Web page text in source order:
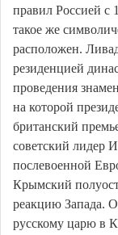
правил Россией с
такое же
расположен.
резиденцией
проведения
на которой
британский
советский лидер
послевоенной
Крымский
реакцию Запада.
русскому царю в